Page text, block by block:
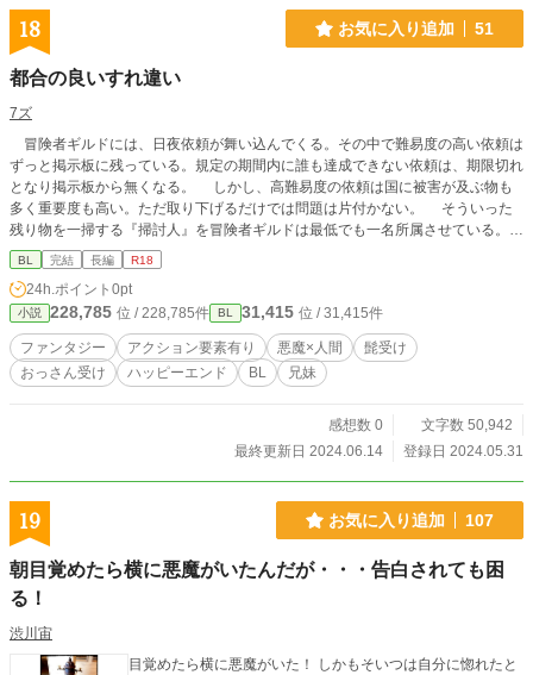
18 お気に入り追加 51
都合の良いすれ違い
7ズ
冒険者ギルドには、日夜依頼が舞い込んでくる。その中で難易度の高い依頼は
ずっと掲示板に残っている。規定の期間内に誰も達成できない依頼は、期限切れ
となり掲示板から無くなる。 しかし、高難易度の依頼は国に被害が及ぶ物も
多く重要度も高い。ただ取り下げるだけでは問題は片付かない。 そういった
残り物を一掃する『掃討人』を冒険者ギルドは最低でも一名所属させている。
メルデンディア王国の掃討人・スレーブはとある悪魔と交わした契約の対価の
為に大金を稼いでいる。 足りない分は身体を求められる。 悪魔は知らな
い。 スレーブにとってその補填行為が心の慰めになっている事を。 ーーーー
ーーーーーーーーー 心すれ違う人間と悪魔の異種間BL 美形の万能悪魔×歴
戦の中年拳闘士 ※この物語は、法律・法令に反する行為を容認・推奨するも
のではありません。※
BL 完結 長編 R18
24h.ポイント 0pt
小説 228,785 位 / 228,785件 BL 31,415 位 / 31,415件
ファンタジー アクション要素有り 悪魔×人間
髭受け
おっさん受け
ハッピーエンド BL 兄妹
感想数 0
文字数 50,942
最終更新日 2024.06.14
登録日 2024.05.31
19 お気に入り追加 107
朝目覚めたら横に悪魔がいたんだが・・・告白されても困
る！
渋川宙
目覚めたら横に悪魔がいた！ しかもそいつは自分に惚れたと